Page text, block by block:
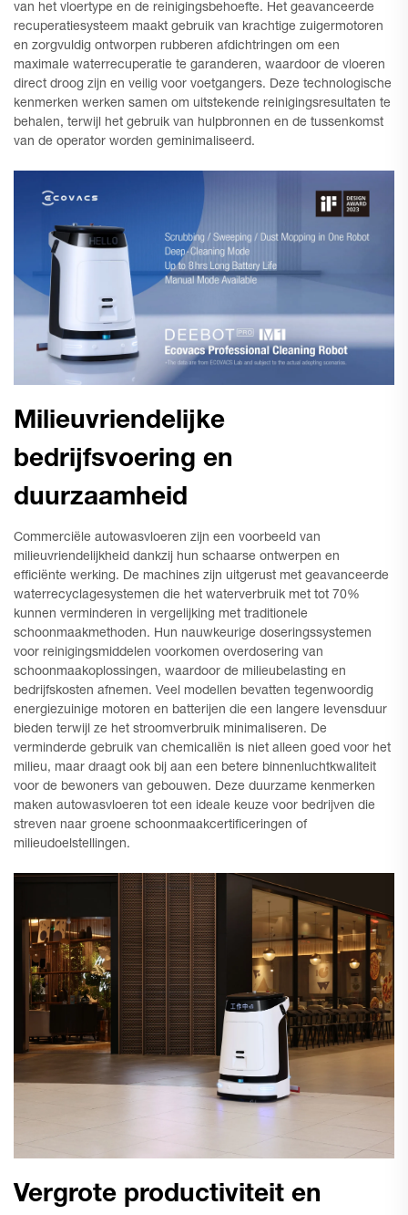
van het vloertype en de reinigingsbehoefte. Het geavanceerde
recuperatiesysteem maakt gebruik van krachtige zuigermotoren
en zorgvuldig ontworpen rubberen afdichtringen om een
maximale waterrecuperatie te garanderen, waardoor de vloeren
direct droog zijn en veilig voor voetgangers. Deze technologische
kenmerken werken samen om uitstekende reinigingsresultaten te
behalen, terwijl het gebruik van hulpbronnen en de tussenkomst
van de operator worden geminimaliseerd.
Milieuvriendelijke
bedrijfsvoering en
duurzaamheid
Commerciële autowasvloeren zijn een voorbeeld van
milieuvriendelijkheid dankzij hun schaarse ontwerpen en
efficiënte werking. De machines zijn uitgerust met geavanceerde
waterrecyclagesystemen die het waterverbruik met tot 70%
kunnen verminderen in vergelijking met traditionele
schoonmaakmethoden. Hun nauwkeurige doseringssystemen
voor reinigingsmiddelen voorkomen overdosering van
schoonmaakoplossingen, waardoor de milieubelasting en
bedrijfskosten afnemen. Veel modellen bevatten tegenwoordig
energiezuinige motoren en batterijen die een langere levensduur
bieden terwijl ze het stroomverbruik minimaliseren. De
verminderde gebruik van chemicaliën is niet alleen goed voor het
milieu, maar draagt ook bij aan een betere binnenluchtkwaliteit
voor de bewoners van gebouwen. Deze duurzame kenmerken
maken autowasvloeren tot een ideale keuze voor bedrijven die
streven naar groene schoonmaakcertificeringen of
milieudoelstellingen.
Vergrote productiviteit en